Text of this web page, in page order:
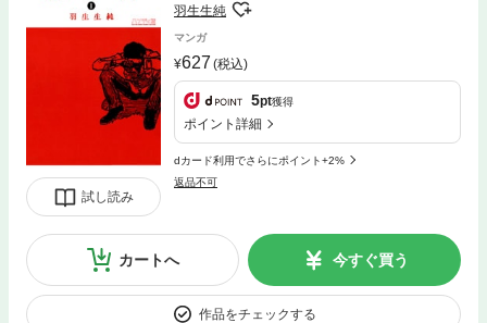
試し読み
羽生生純
マンガ
627 (税込)
5pt獲得
ポイント詳細
dカード利用でさらにポイント+2%
返品不可
カートへ 今すぐ買う
作品をチェックする